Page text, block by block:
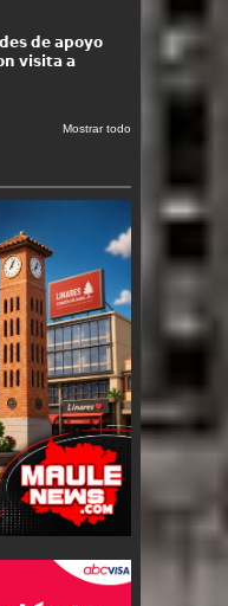
𝗱𝗲 𝗮𝗽𝗼𝘆𝗼
𝘃𝗶𝘀𝗶𝘁𝗮 𝗮
Mostrar todo